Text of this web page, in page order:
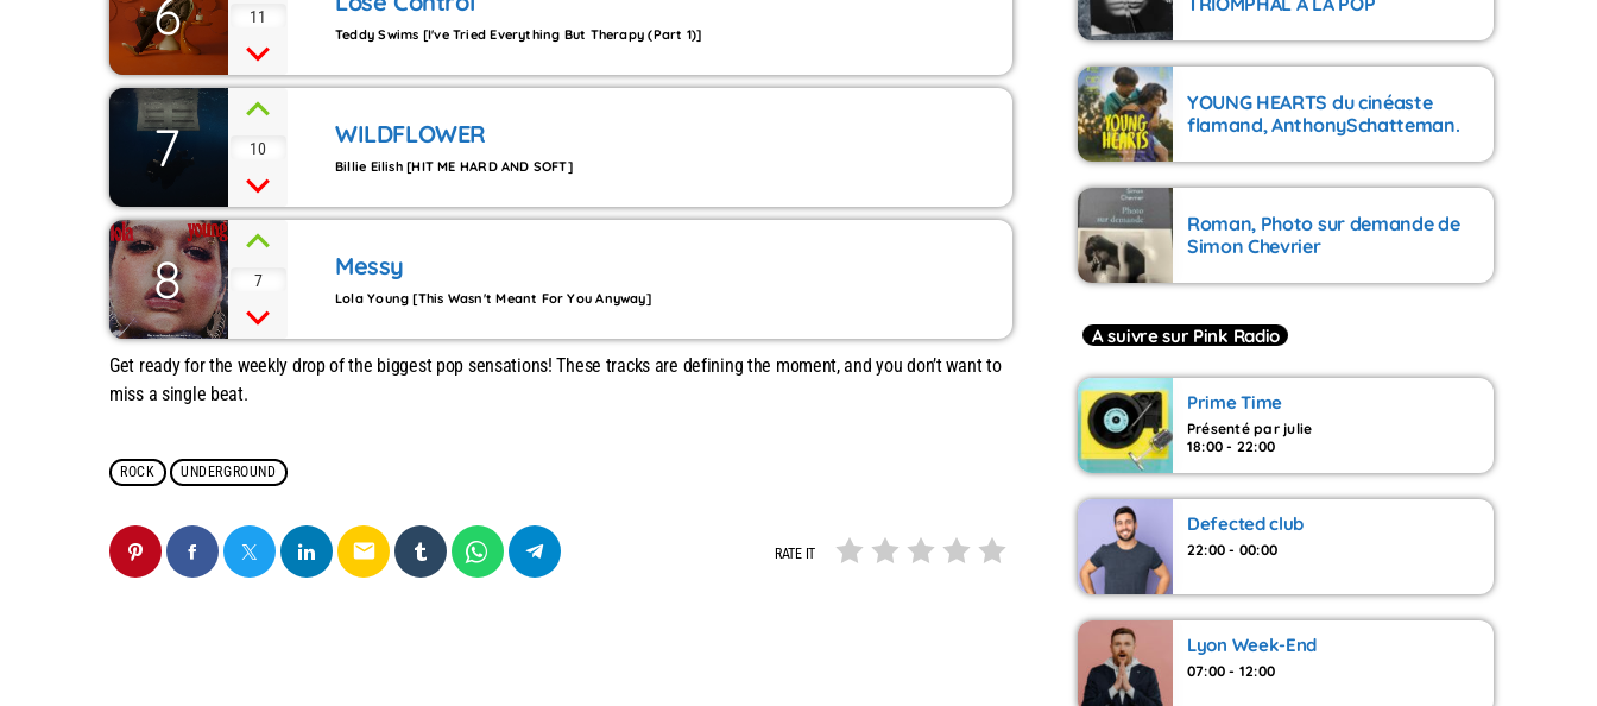
6 11
Teddy Swims [I've Tried Everything But Therapy (Part 1)]
7 10 WILDFLOWER
Billie Eilish [HIT ME HARD AND SOFT]
8 7 Messy
Lola Young [This Wasn't Meant For You Anyway]
Get ready for the weekly drop of the biggest pop sensations! These tracks are defining the moment, and you don’t want to
miss a single beat.
ROCK UNDERGROUND
email RATE IT
YOUNG HEARTS du cinéaste
flamand, AnthonySchatteman.
Roman, Photo sur demande de
Simon Chevrier
A suivre sur Pink Radio
Prime Time
Présenté par julie
18:00 - 22:00
Defected club
22:00 - 00:00
Lyon Week-End
07:00 - 12:00